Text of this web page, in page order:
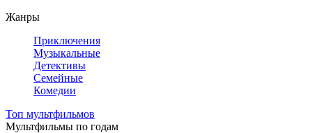
Жанры
Приключения
Музыкальные
Детективы
Семейные
Комедии
Топ мультфильмов
Мультфильмы по годам